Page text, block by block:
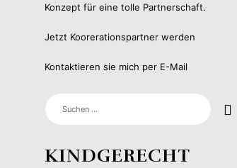
Konzept für eine tolle Partnerschaft.
Jetzt Koorerationspartner werden
Kontaktieren sie mich per E-Mail
SUCHEN
NACH:
KINDGERECHT